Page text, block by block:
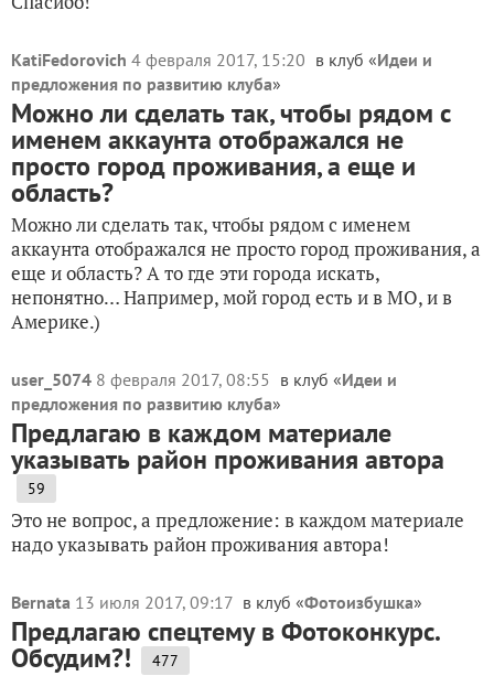
KatiFedorovich 4 февраля 2017, 15:20 в клуб «Идеи и
предложения по развитию клуба»
Можно ли сделать так, чтобы рядом с
именем аккаунта отображался не
просто город проживания, а еще и
область?
Можно ли сделать так, чтобы рядом с именем
аккаунта отображался не просто город проживания, а
еще и область? А то где эти города искать,
непонятно… Например, мой город есть и в МО, и в
Америке.)
user_5074 8 февраля 2017, 08:55 в клуб «Идеи и
предложения по развитию клуба»
Предлагаю в каждом материале
указывать район проживания автора
59
Это не вопрос, а предложение: в каждом материале
надо указывать район проживания автора!
Bernata 13 июля 2017, 09:17 в клуб «Фотоизбушка»
Предлагаю спецтему в Фотоконкурс.
Обсудим?! 477